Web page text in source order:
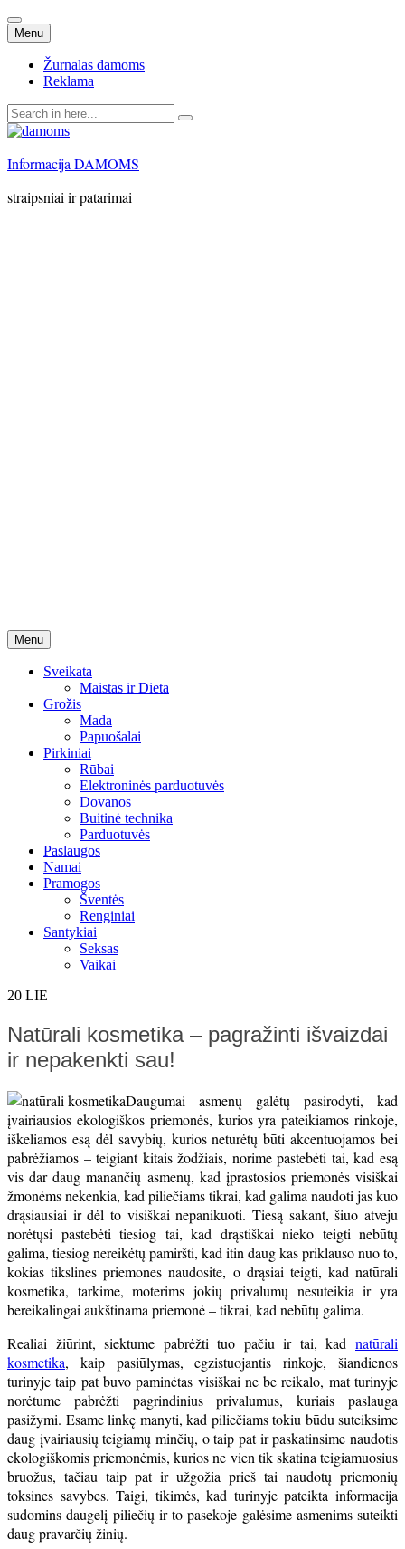
Menu Skip
to
content
Žurnalas damoms
Reklama
Search
for:
Informacija DAMOMS
straipsniai ir patarimai
Menu Skip
to
content
Sveikata
Maistas ir Dieta
Grožis
Mada
Papuošalai
Pirkiniai
Rūbai
Elektroninės parduotuvės
Dovanos
Buitinė technika
Parduotuvės
Paslaugos
Namai
Pramogos
Šventės
Renginiai
Santykiai
Seksas
Vaikai
20 LIE
Natūrali kosmetika – pagražinti išvaizdai
ir nepakenkti sau!
Daugumai asmenų galėtų pasirodyti, kad
įvairiausios ekologiškos priemonės, kurios yra pateikiamos rinkoje,
iškeliamos esą dėl savybių, kurios neturėtų būti akcentuojamos bei
pabrėžiamos – teigiant kitais žodžiais, norime pastebėti tai, kad esą
vis dar daug manančių asmenų, kad įprastosios priemonės visiškai
žmonėms nekenkia, kad piliečiams tikrai, kad galima naudoti jas kuo
drąsiausiai ir dėl to visiškai nepanikuoti. Tiesą sakant, šiuo atveju
norėtųsi pastebėti tiesiog tai, kad drąstiškai nieko teigti nebūtų
galima, tiesiog nereikėtų pamiršti, kad itin daug kas priklauso nuo to,
kokias tikslines priemones naudosite, o drąsiai teigti, kad natūrali
kosmetika, tarkime, moterims jokių privalumų nesuteikia ir yra
bereikalingai aukštinama priemonė – tikrai, kad nebūtų galima.
Realiai žiūrint, siektume pabrėžti tuo pačiu ir tai, kad natūrali
kosmetika, kaip pasiūlymas, egzistuojantis rinkoje, šiandienos
turinyje taip pat buvo paminėtas visiškai ne be reikalo, mat turinyje
norėtume pabrėžti pagrindinius privalumus, kuriais paslauga
pasižymi. Esame linkę manyti, kad piliečiams tokiu būdu suteiksime
daug įvairiausių teigiamų minčių, o taip pat ir paskatinsime naudotis
ekologiškomis priemonėmis, kurios ne vien tik skatina teigiamuosius
bruožus, tačiau taip pat ir užgožia prieš tai naudotų priemonių
toksines savybes. Taigi, tikimės, kad turinyje pateikta informacija
sudomins daugelį piliečių ir to pasekoje galėsime asmenims suteikti
daug pravarčių žinių.